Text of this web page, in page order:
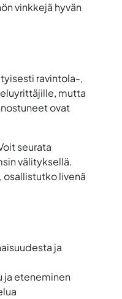
vinkkejä hyvän
ravintola-,
, mutta
ovat
seurata
välityksellä.
osallistutko livenä
ja
ja eteneminen